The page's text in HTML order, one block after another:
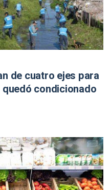
de cuatro ejes para
condicionado